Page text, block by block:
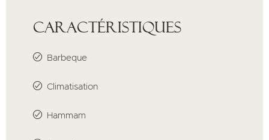
Caractéristiques
Barbeque
Climatisation
Hammam